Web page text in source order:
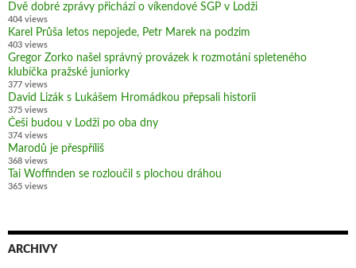
Dvě dobré zprávy přichází o víkendové SGP v Lodži
404 views
Karel Průša letos nepojede, Petr Marek na podzim
403 views
Gregor Zorko našel správný provázek k rozmotání spleteného
klubíčka pražské juniorky
377 views
David Lizák s Lukášem Hromádkou přepsali historii
375 views
Češi budou v Lodži po oba dny
374 views
Marodů je přespříliš
368 views
Tai Woffinden se rozloučil s plochou dráhou
365 views
ARCHIVY